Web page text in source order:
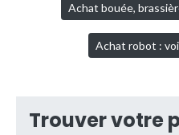
Achat bouée,
Achat robot :
Trouver votre